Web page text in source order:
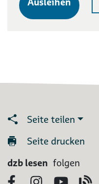
Seite teilen
Seite drucken
dzb lesen folgen